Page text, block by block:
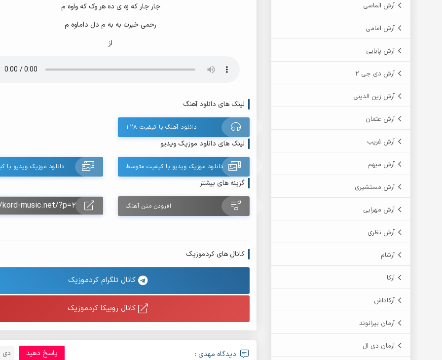
آرش الماسی
آرش امامی
آرش پایایی
آرش دی جی 2
آرش زین الدینی
آرش عثمان
آرش غریب
آرش مبهم
آرش مستشیری
آرش مهرابی
آرش نظری
آرشام
آرکا
آرکاداش
آرمان بیرانوند
آرمان دی ال
جار جار که زه ی ده هر وک که واوه م
رحمی خیرت به به م دل داماوه م
از
لینک های دانلود آهنگ
دانلود آهنگ با کیفیت ۱۲۸
لینک های دانلود موزیک ویدیو
دانلود موزیک ویدیو با کیفیت متوسط دانلود موزیک ویدیو با
گزینه های بیشتر
افزودن متن آهنگ
کانال های کردموزیک
کانال تلگرام کردموزیک
کانال روبیکا کردموزیک
دیدگاه مهدی : دی 24, 1397 پاسخ دهید